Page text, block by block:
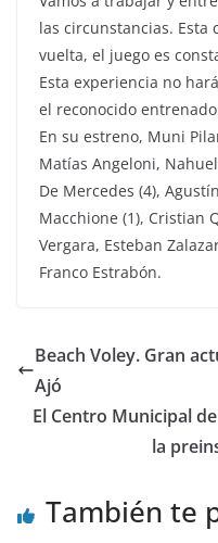
las circunstancias. Esta
vuelta, el juego es
Esta experiencia no
el reconocido
En su estreno, Muni
Matías Angeloni,
De Mercedes (4),
Macchione (1), Cristian
Vergara, Esteban
Franco Estrabón.
Beach Voley. Gran
Ajó
El Centro Municipal
la
También te